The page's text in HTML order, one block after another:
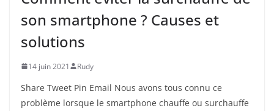
son smartphone ? Causes et
solutions
14 juin 2021 Rudy
Share Tweet Pin Email Nous avons tous connu ce
problème lorsque le smartphone chauffe ou surchauffe